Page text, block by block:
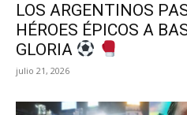
LOS ARGENTINOS
HÉROES ÉPICOS A
GLORIA
julio 21, 2026